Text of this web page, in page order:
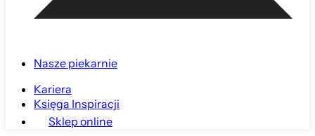
Nasze piekarnie
Kariera
Księga Inspiracji
Sklep online